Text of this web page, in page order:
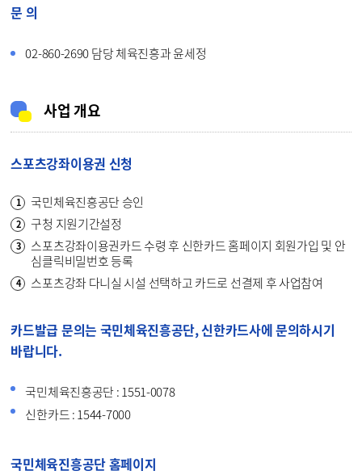
문 의
02-860-2690 담당 체육진흥과 윤세정
사업 개요
스포츠강좌이용권 신청
국민체육진흥공단 승인
구청 지원기간설정
스포츠강좌이용권카드 수령 후 신한카드 홈페이지 회원가입 및 안
심클릭비밀번호 등록
스포츠강좌 다니실 시설 선택하고 카드로 선결제 후 사업참여
카드발급 문의는 국민체육진흥공단, 신한카드사에 문의하시기
바랍니다.
국민체육진흥공단 : 1551-0078
신한카드 : 1544-7000
국민체육진흥공단 홈페이지